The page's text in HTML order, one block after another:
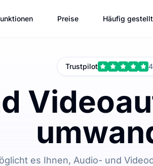
Preise Häufig
Trustpilot
es Ihnen, Audio- und